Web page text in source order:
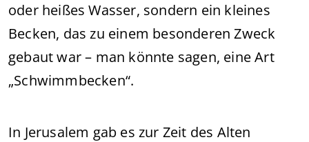
oder heißes Wasser, sondern ein kleines
Becken, das zu einem besonderen Zweck
gebaut war – man könnte sagen, eine Art
„Schwimmbecken“.
In Jerusalem gab es zur Zeit des Alten